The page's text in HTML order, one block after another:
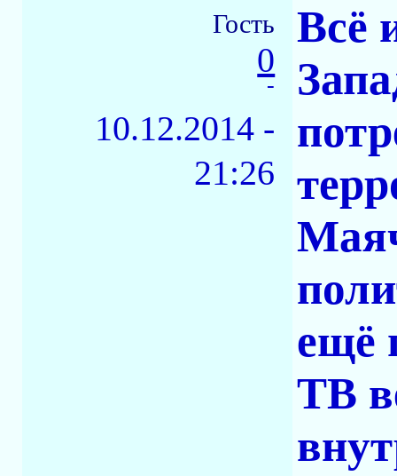
Гость
0
-
10.12.2014 -
21:26
Всё
ещё
ТВ